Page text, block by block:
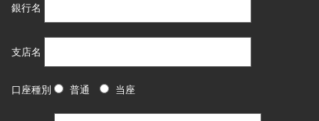
銀行名
支店名
口座種別 普通 当座